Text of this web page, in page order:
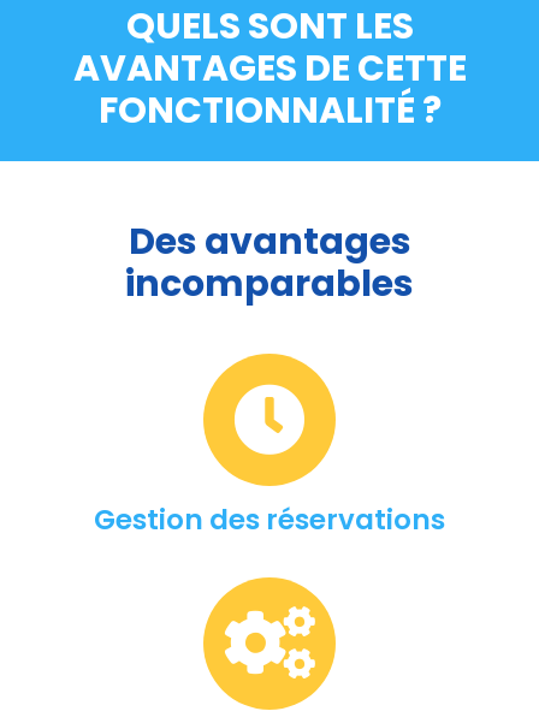
QUELS SONT LES
AVANTAGES DE CETTE
FONCTIONNALITÉ ?
Des avantages
incomparables
Gestion des réservations